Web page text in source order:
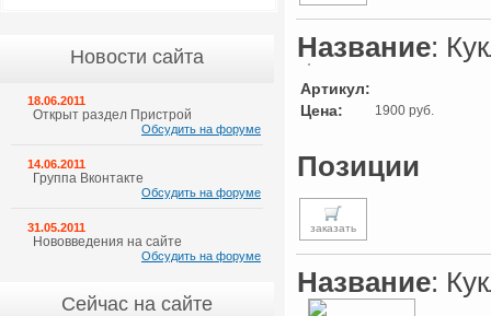
Название:
Артикул:
Цена:
1900 руб.
Позиции
заказать
Название:
Новости сайта
18.06.2011
Открыт раздел Пристрой
Обсудить на форуме
14.06.2011
Группа Вконтакте
Обсудить на форуме
31.05.2011
Нововведения на сайте
Обсудить на форуме
Сейчас на сайте